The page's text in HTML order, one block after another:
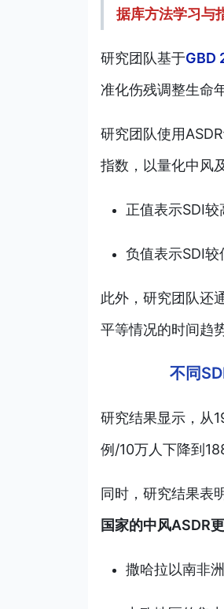
据库方法学习与
研究团队基于GBD
准化伤残调整生命
研究团队使用
指数，以量化中风
正值表示SDI较
负值表示SDI较
此外，研究团队还
平等情况的时间趋势
不同
研究结果显示，从
例/10万人下降到
同时，研究结果表
国家的中风ASDR
撒哈拉以南非